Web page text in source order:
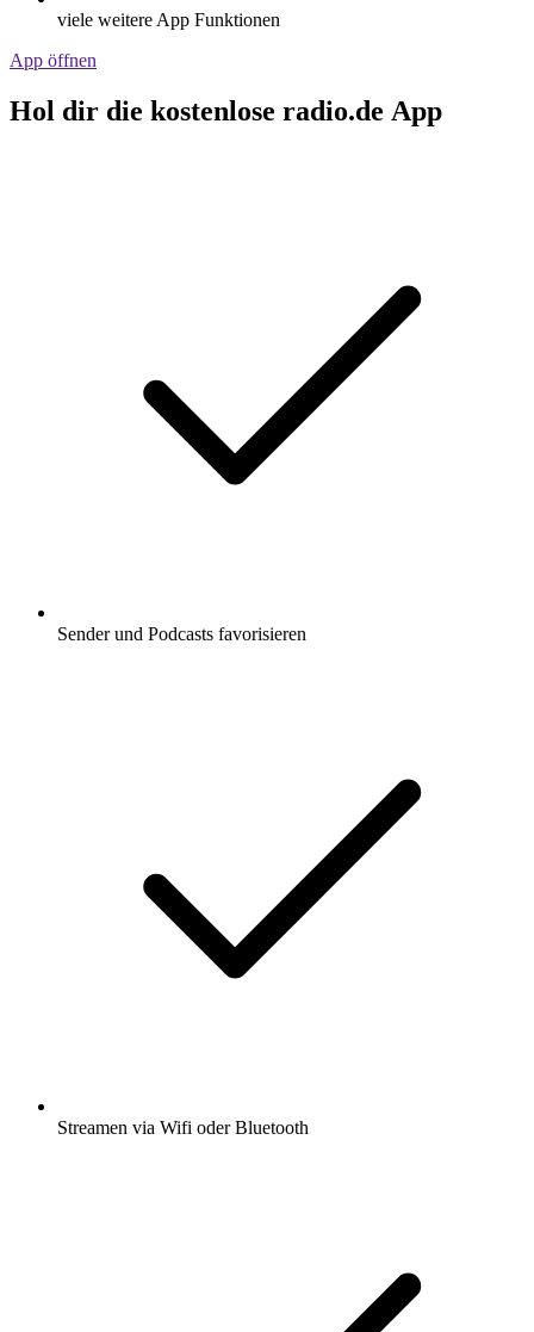
viele weitere App Funktionen
App öffnen
Hol dir die kostenlose radio.de App
Sender und Podcasts favorisieren
Streamen via Wifi oder Bluetooth